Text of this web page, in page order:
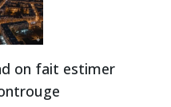
on fait estimer